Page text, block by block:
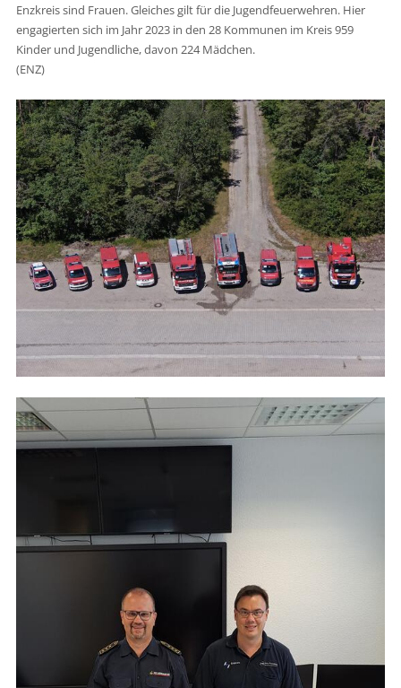
Enzkreis sind Frauen. Gleiches gilt für die Jugendfeuerwehren. Hier
engagierten sich im Jahr 2023 in den 28 Kommunen im Kreis 959
Kinder und Jugendliche, davon 224 Mädchen.
(ENZ)